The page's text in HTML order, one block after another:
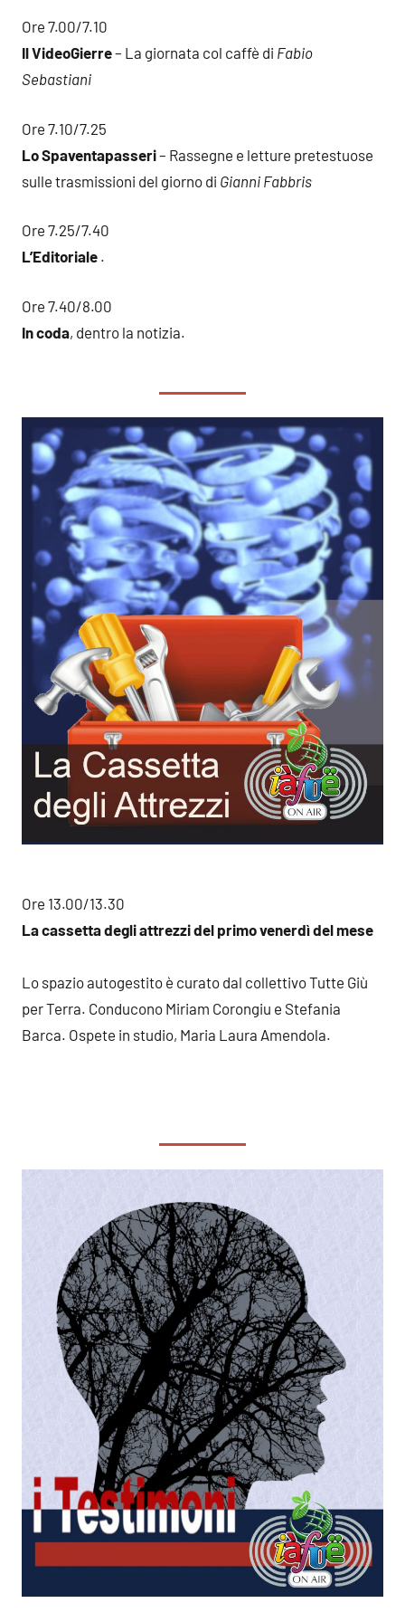
Ore 7.00/7.10
Il VideoGierre– La giornata col caffè di Fabio
Sebastiani
Ore 7.10/7.25
Lo Spaventapasseri– Rassegne e letture pretestuose
sulle trasmissioni del giorno di Gianni Fabbris
Ore 7.25/7.40
L’Editoriale .
Ore 7.40/8.00
In coda, dentro la notizia.
Ore 13.00/13.30
La cassetta degli attrezzi del primo venerdì del mese
Lo spazio autogestito è curato dal collettivo Tutte Giù
per Terra. Conducono Miriam Corongiu e Stefania
Barca. Ospete in studio, Maria Laura Amendola.